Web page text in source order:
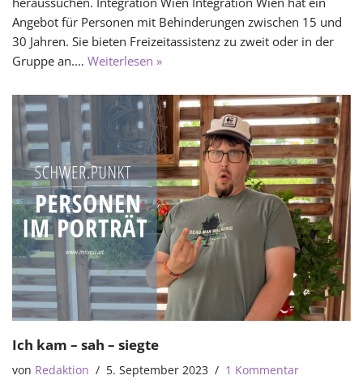
Angebot für Personen mit Behinderungen zwischen 15 und
30 Jahren. Sie bieten Freizeitassistenz zu zweit oder in der
Gruppe an.… Weiterlesen »
Ich kam – sah – siegte
von Redaktion 5. September 2023 1 Kommentar